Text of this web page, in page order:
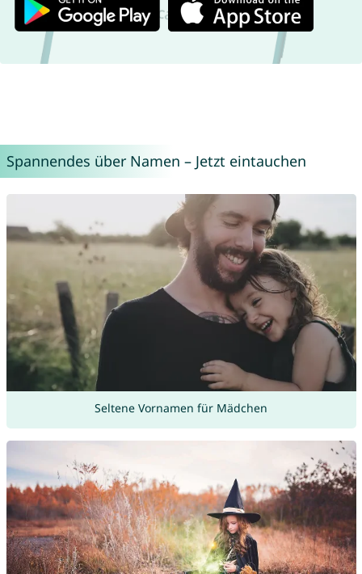
Spannendes über Namen – Jetzt eintauchen
Seltene Vornamen für Mädchen